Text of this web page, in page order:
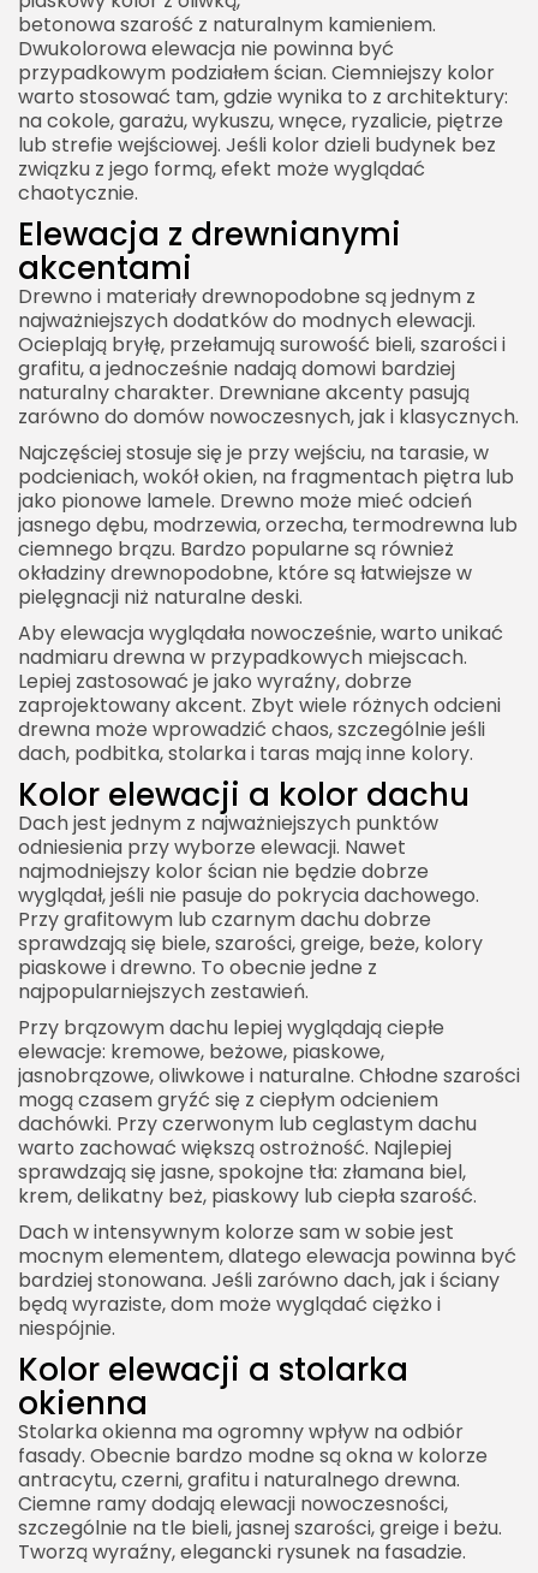
betonowa szarość z naturalnym kamieniem.
Dwukolorowa elewacja nie powinna być
przypadkowym podziałem ścian. Ciemniejszy kolor
warto stosować tam, gdzie wynika to z architektury:
na cokole, garażu, wykuszu, wnęce, ryzalicie, piętrze
lub strefie wejściowej. Jeśli kolor dzieli budynek bez
związku z jego formą, efekt może wyglądać
chaotycznie.
Elewacja z drewnianymi
akcentami
Drewno i materiały drewnopodobne są jednym z
najważniejszych dodatków do modnych elewacji.
Ocieplają bryłę, przełamują surowość bieli, szarości i
grafitu, a jednocześnie nadają domowi bardziej
naturalny charakter. Drewniane akcenty pasują
zarówno do domów nowoczesnych, jak i klasycznych.
Najczęściej stosuje się je przy wejściu, na tarasie, w
podcieniach, wokół okien, na fragmentach piętra lub
jako pionowe lamele. Drewno może mieć odcień
jasnego dębu, modrzewia, orzecha, termodrewna lub
ciemnego brązu. Bardzo popularne są również
okładziny drewnopodobne, które są łatwiejsze w
pielęgnacji niż naturalne deski.
Aby elewacja wyglądała nowocześnie, warto unikać
nadmiaru drewna w przypadkowych miejscach.
Lepiej zastosować je jako wyraźny, dobrze
zaprojektowany akcent. Zbyt wiele różnych odcieni
drewna może wprowadzić chaos, szczególnie jeśli
dach, podbitka, stolarka i taras mają inne kolory.
Kolor elewacji a kolor dachu
Dach jest jednym z najważniejszych punktów
odniesienia przy wyborze elewacji. Nawet
najmodniejszy kolor ścian nie będzie dobrze
wyglądał, jeśli nie pasuje do pokrycia dachowego.
Przy grafitowym lub czarnym dachu dobrze
sprawdzają się biele, szarości, greige, beże, kolory
piaskowe i drewno. To obecnie jedne z
najpopularniejszych zestawień.
Przy brązowym dachu lepiej wyglądają ciepłe
elewacje: kremowe, beżowe, piaskowe,
jasnobrązowe, oliwkowe i naturalne. Chłodne szarości
mogą czasem gryźć się z ciepłym odcieniem
dachówki. Przy czerwonym lub ceglastym dachu
warto zachować większą ostrożność. Najlepiej
sprawdzają się jasne, spokojne tła: złamana biel,
krem, delikatny beż, piaskowy lub ciepła szarość.
Dach w intensywnym kolorze sam w sobie jest
mocnym elementem, dlatego elewacja powinna być
bardziej stonowana. Jeśli zarówno dach, jak i ściany
będą wyraziste, dom może wyglądać ciężko i
niespójnie.
Kolor elewacji a stolarka
okienna
Stolarka okienna ma ogromny wpływ na odbiór
fasady. Obecnie bardzo modne są okna w kolorze
antracytu, czerni, grafitu i naturalnego drewna.
Ciemne ramy dodają elewacji nowoczesności,
szczególnie na tle bieli, jasnej szarości, greige i beżu.
Tworzą wyraźny, elegancki rysunek na fasadzie.